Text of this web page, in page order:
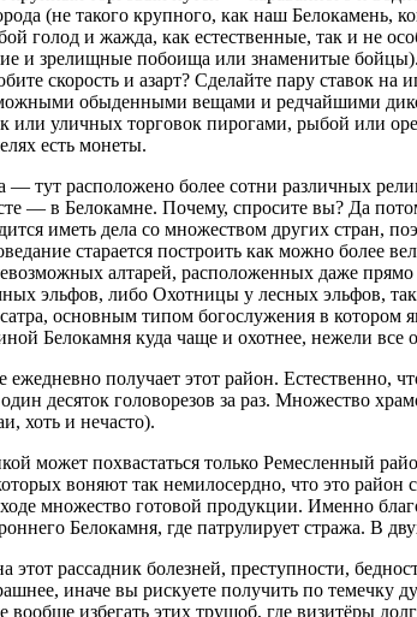
(не такого крупного, как наш
голод и жажда, как естественные, так и не
и зрелищные побоища или знаменитые
скорость и азарт? Сделайте пару ставок на
обыденными вещами и редчайшими
или уличных торговок пирогами, рыбой или
есть монеты.
— тут расположено более сотни различных
— в Белокамне. Почему, спросите вы? Да
иметь дела со множеством других
старается построить как можно более
алтарей, расположенных даже
эльфов, либо Охотницы у лесных эльфов,
основным типом богослужения в
Белокамня куда чаще и охотнее, нежели все
получает этот район.
десяток головорезов за раз. Множество
хоть и нечасто).
может похвастаться только Ремесленный
воняют так немилосердно, что это
множество готовой продукции. Именно
Белокамня, где патрулирует стража. В
рассадник болезней, преступности,
иначе вы рискуете получить по темечку
избегать этих трущоб, где визитёры